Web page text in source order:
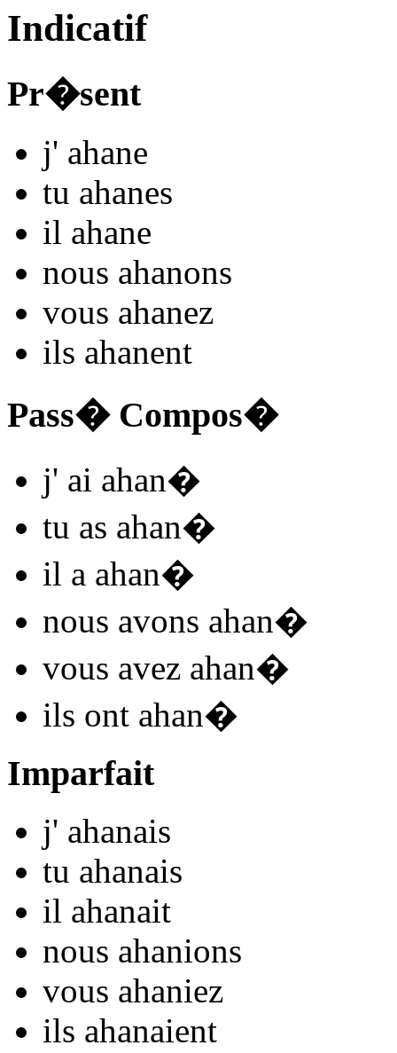
Indicatif
Pr�sent
j' ahane
tu ahanes
il ahane
nous ahanons
vous ahanez
ils ahanent
Pass� Compos�
j' ai ahan�
tu as ahan�
il a ahan�
nous avons ahan�
vous avez ahan�
ils ont ahan�
Imparfait
j' ahanais
tu ahanais
il ahanait
nous ahanions
vous ahaniez
ils ahanaient